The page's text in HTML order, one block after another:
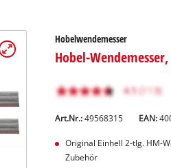
Hobelwendemesser
Hobel-
Art.Nr.:49568315 EAN:
Original Einhell 2-tlg. HM-
Zubehör